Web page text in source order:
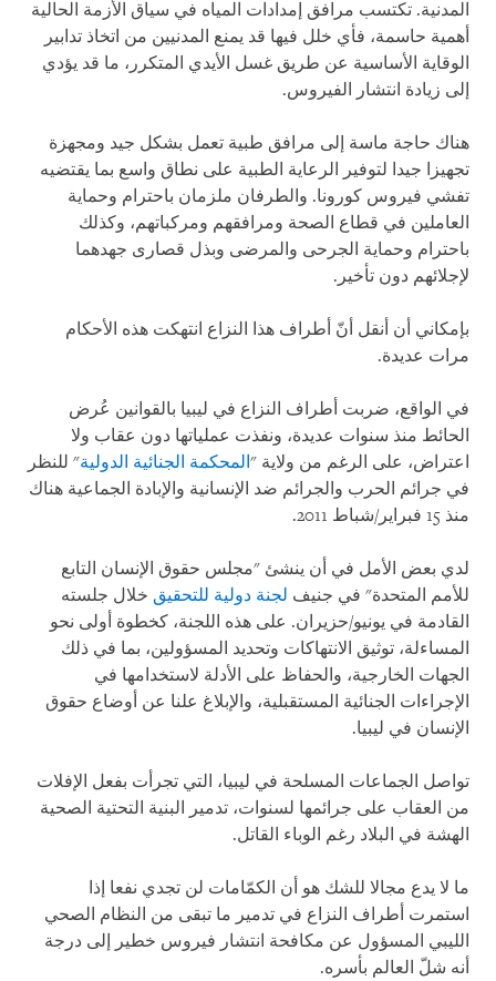
المدنية. تكتسب مرافق إمدادات المياه في سياق الأزمة الحالية
أهمية حاسمة، فأي خلل فيها قد يمنع المدنيين من اتخاذ تدابير
الوقاية الأساسية عن طريق غسل الأيدي المتكرر، ما قد يؤدي
إلى زيادة انتشار الفيروس.
هناك حاجة ماسة إلى مرافق طبية تعمل بشكل جيد ومجهزة
تجهيزا جيدا لتوفير الرعاية الطبية على نطاق واسع بما يقتضيه
تفشي فيروس كورونا. والطرفان ملزمان باحترام وحماية
العاملين في قطاع الصحة ومرافقهم ومركباتهم، وكذلك
باحترام وحماية الجرحى والمرضى وبذل قصارى جهدهما
لإجلائهم دون تأخير.
بإمكاني أن أنقل أنّ أطراف هذا النزاع انتهكت هذه الأحكام
مرات عديدة.
في الواقع، ضربت أطراف النزاع في ليبيا بالقوانين عُرض
الحائط منذ سنوات عديدة، ونفذت عملياتها دون عقاب ولا
اعتراض، على الرغم من ولاية "المحكمة الجنائية الدولية" للنظر
في جرائم الحرب والجرائم ضد الإنسانية والإبادة الجماعية هناك
منذ 15 فبراير/شباط 2011.
لدي بعض الأمل في أن ينشئ "مجلس حقوق الإنسان التابع
للأمم المتحدة" في جنيف لجنة دولية للتحقيق خلال جلسته
القادمة في يونيو/حزيران. على هذه اللجنة، كخطوة أولى نحو
المساءلة، توثيق الانتهاكات وتحديد المسؤولين، بما في ذلك
الجهات الخارجية، والحفاظ على الأدلة لاستخدامها في
الإجراءات الجنائية المستقبلية، والإبلاغ علنا عن أوضاع حقوق
الإنسان في ليبيا.
تواصل الجماعات المسلحة في ليبيا، التي تجرأت بفعل الإفلات
من العقاب على جرائمها لسنوات، تدمير البنية التحتية الصحية
الهشة في البلاد رغم الوباء القاتل.
ما لا يدع مجالا للشك هو أن الكمّامات لن تجدي نفعا إذا
استمرت أطراف النزاع في تدمير ما تبقى من النظام الصحي
الليبي المسؤول عن مكافحة انتشار فيروس خطير إلى درجة
أنه شلّ العالم بأسره.